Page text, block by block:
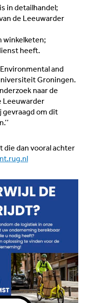
in detailhandel;
de Leeuwarder
winkelketen;
heeft.
and
Groningen.
naar de
Leeuwarder
gevraagd om dit
die dan vooral achter